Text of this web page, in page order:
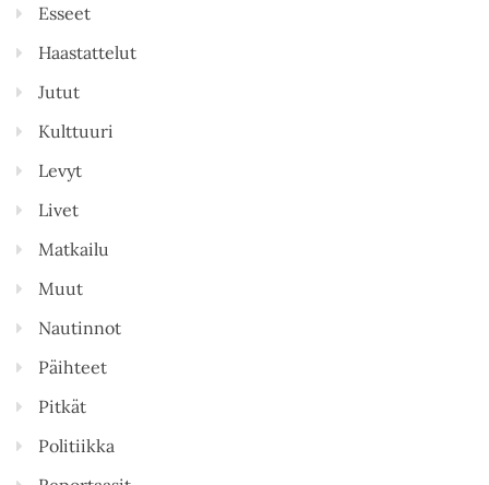
Esseet
Haastattelut
Jutut
Kulttuuri
Levyt
Livet
Matkailu
Muut
Nautinnot
Päihteet
Pitkät
Politiikka